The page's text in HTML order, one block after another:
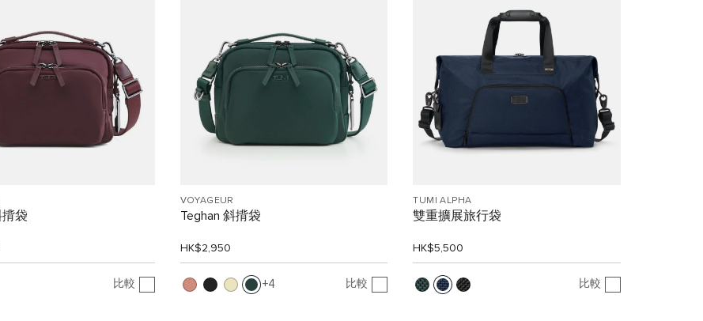
揹袋
比較
VOYAGEUR
Teghan 斜揹袋
HK$2,950
4 比較
TUMI ALPHA
雙重擴展旅行袋
HK$5,500
比較